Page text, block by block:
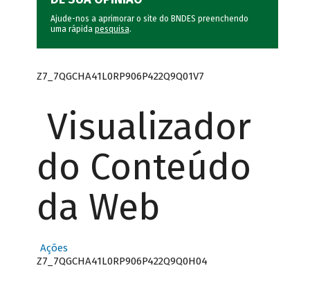
Ajude-nos a aprimorar o site do BNDES preenchendo
uma rápida pesquisa.
Z7_7QGCHA41L0RP906P422Q9Q01V7
Visualizador
do Conteúdo
da Web
Ações
Z7_7QGCHA41L0RP906P422Q9Q0H04